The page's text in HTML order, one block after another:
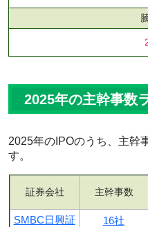
2025年の主幹事数
2025年のIPOのうち、主幹
す。
証券会社 主幹事数
SMBC日興証
16社